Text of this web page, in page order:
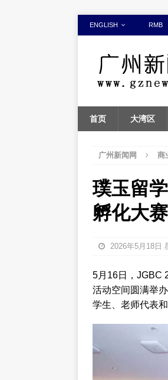
ENGLISH RMB
首页 大湾区
广州新闻网 商
璞玉留
孵化大
2026年5月18日
5月16日，JGBC
活动空间圆满举
学生、老师代表